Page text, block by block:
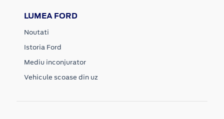
LUMEA FORD
Noutati
Istoria Ford
Mediu inconjurator
Vehicule scoase din uz